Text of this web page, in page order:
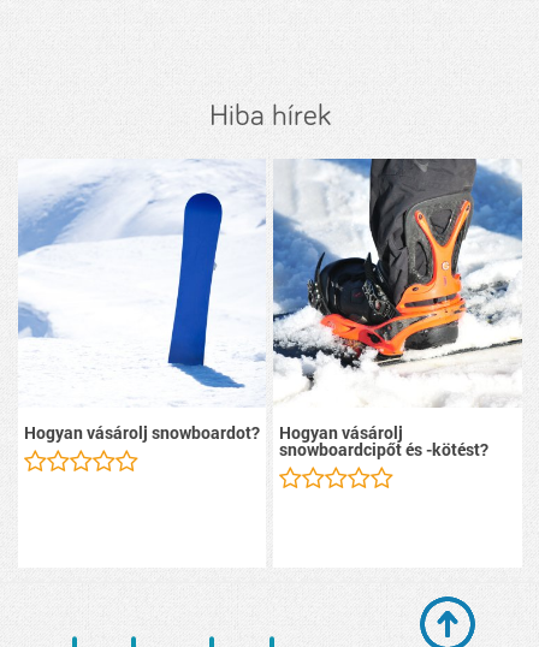
Hiba hírek
Hogyan vásárolj snowboardot? Hogyan vásárolj
snowboardcipőt és -kötést?